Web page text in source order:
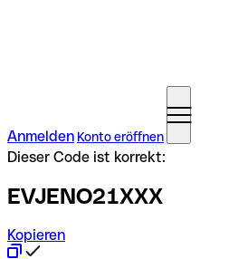
Anmelden Konto eröffnen
Dieser Code ist korrekt:
EVJENO21XXX
Kopieren